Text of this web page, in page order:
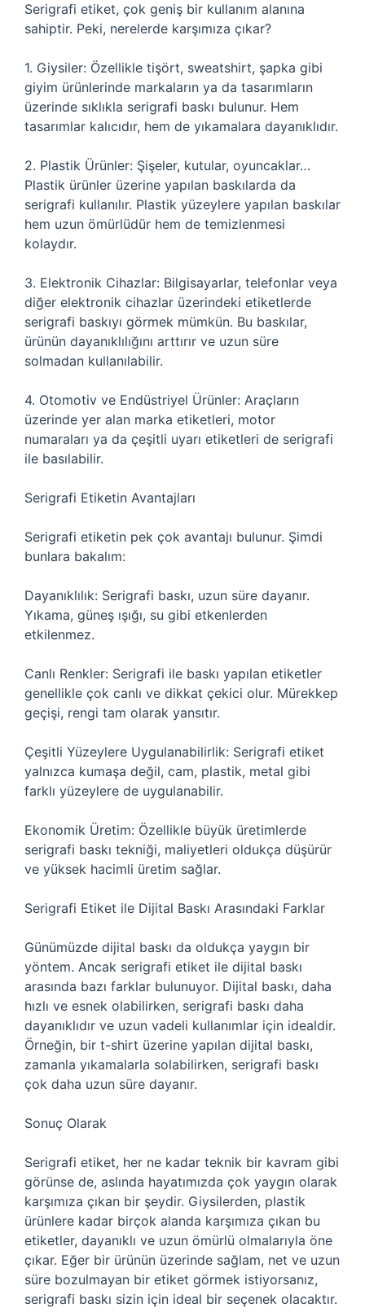
Serigrafi etiket, çok geniş bir kullanım alanına
sahiptir. Peki, nerelerde karşımıza çıkar?
1. Giysiler: Özellikle tişört, sweatshirt, şapka gibi
giyim ürünlerinde markaların ya da tasarımların
üzerinde sıklıkla serigrafi baskı bulunur. Hem
tasarımlar kalıcıdır, hem de yıkamalara dayanıklıdır.
2. Plastik Ürünler: Şişeler, kutular, oyuncaklar…
Plastik ürünler üzerine yapılan baskılarda da
serigrafi kullanılır. Plastik yüzeylere yapılan baskılar
hem uzun ömürlüdür hem de temizlenmesi
kolaydır.
3. Elektronik Cihazlar: Bilgisayarlar, telefonlar veya
diğer elektronik cihazlar üzerindeki etiketlerde
serigrafi baskıyı görmek mümkün. Bu baskılar,
ürünün dayanıklılığını arttırır ve uzun süre
solmadan kullanılabilir.
4. Otomotiv ve Endüstriyel Ürünler: Araçların
üzerinde yer alan marka etiketleri, motor
numaraları ya da çeşitli uyarı etiketleri de serigrafi
ile basılabilir.
Serigrafi Etiketin Avantajları
Serigrafi etiketin pek çok avantajı bulunur. Şimdi
bunlara bakalım:
Dayanıklılık: Serigrafi baskı, uzun süre dayanır.
Yıkama, güneş ışığı, su gibi etkenlerden
etkilenmez.
Canlı Renkler: Serigrafi ile baskı yapılan etiketler
genellikle çok canlı ve dikkat çekici olur. Mürekkep
geçişi, rengi tam olarak yansıtır.
Çeşitli Yüzeylere Uygulanabilirlik: Serigrafi etiket
yalnızca kumaşa değil, cam, plastik, metal gibi
farklı yüzeylere de uygulanabilir.
Ekonomik Üretim: Özellikle büyük üretimlerde
serigrafi baskı tekniği, maliyetleri oldukça düşürür
ve yüksek hacimli üretim sağlar.
Serigrafi Etiket ile Dijital Baskı Arasındaki Farklar
Günümüzde dijital baskı da oldukça yaygın bir
yöntem. Ancak serigrafi etiket ile dijital baskı
arasında bazı farklar bulunuyor. Dijital baskı, daha
hızlı ve esnek olabilirken, serigrafi baskı daha
dayanıklıdır ve uzun vadeli kullanımlar için idealdir.
Örneğin, bir t-shirt üzerine yapılan dijital baskı,
zamanla yıkamalarla solabilirken, serigrafi baskı
çok daha uzun süre dayanır.
Sonuç Olarak
Serigrafi etiket, her ne kadar teknik bir kavram gibi
görünse de, aslında hayatımızda çok yaygın olarak
karşımıza çıkan bir şeydir. Giysilerden, plastik
ürünlere kadar birçok alanda karşımıza çıkan bu
etiketler, dayanıklı ve uzun ömürlü olmalarıyla öne
çıkar. Eğer bir ürünün üzerinde sağlam, net ve uzun
süre bozulmayan bir etiket görmek istiyorsanız,
serigrafi baskı sizin için ideal bir seçenek olacaktır.